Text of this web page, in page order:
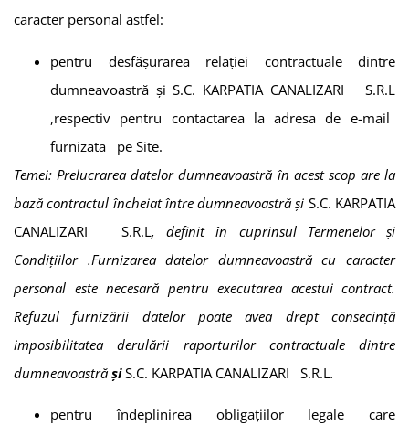
caracter personal astfel:
pentru desfășurarea relației contractuale dintre
dumneavoastră şiS.C. KARPATIA CANALIZARI S.R.L
,respectiv pentru contactarea la adresa de e-mail
furnizata pe Site.
Temei: Prelucrarea datelor dumneavoastră în acest scop are la
bază contractul încheiat între dumneavoastră și S.C. KARPATIA
CANALIZARI S.R.L, definit în cuprinsul Termenelor și
Condițiilor .Furnizarea datelor dumneavoastră cu caracter
personal este necesară pentru executarea acestui contract.
Refuzul furnizării datelor poate avea drept consecință
imposibilitatea derulării raporturilor contractuale dintre
dumneavoastră șiS.C. KARPATIA CANALIZARI S.R.L.
pentru îndeplinirea obligațiilor legale care